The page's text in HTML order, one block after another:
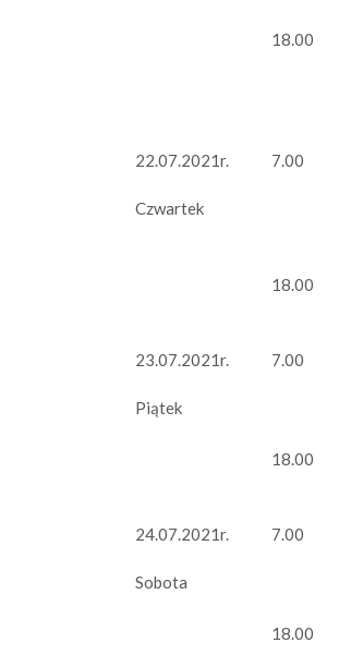
18.00
22.07.2021r.
Czwartek
7.00
18.00
23.07.2021r.
Piątek
7.00
18.00
24.07.2021r.
Sobota
7.00
18.00